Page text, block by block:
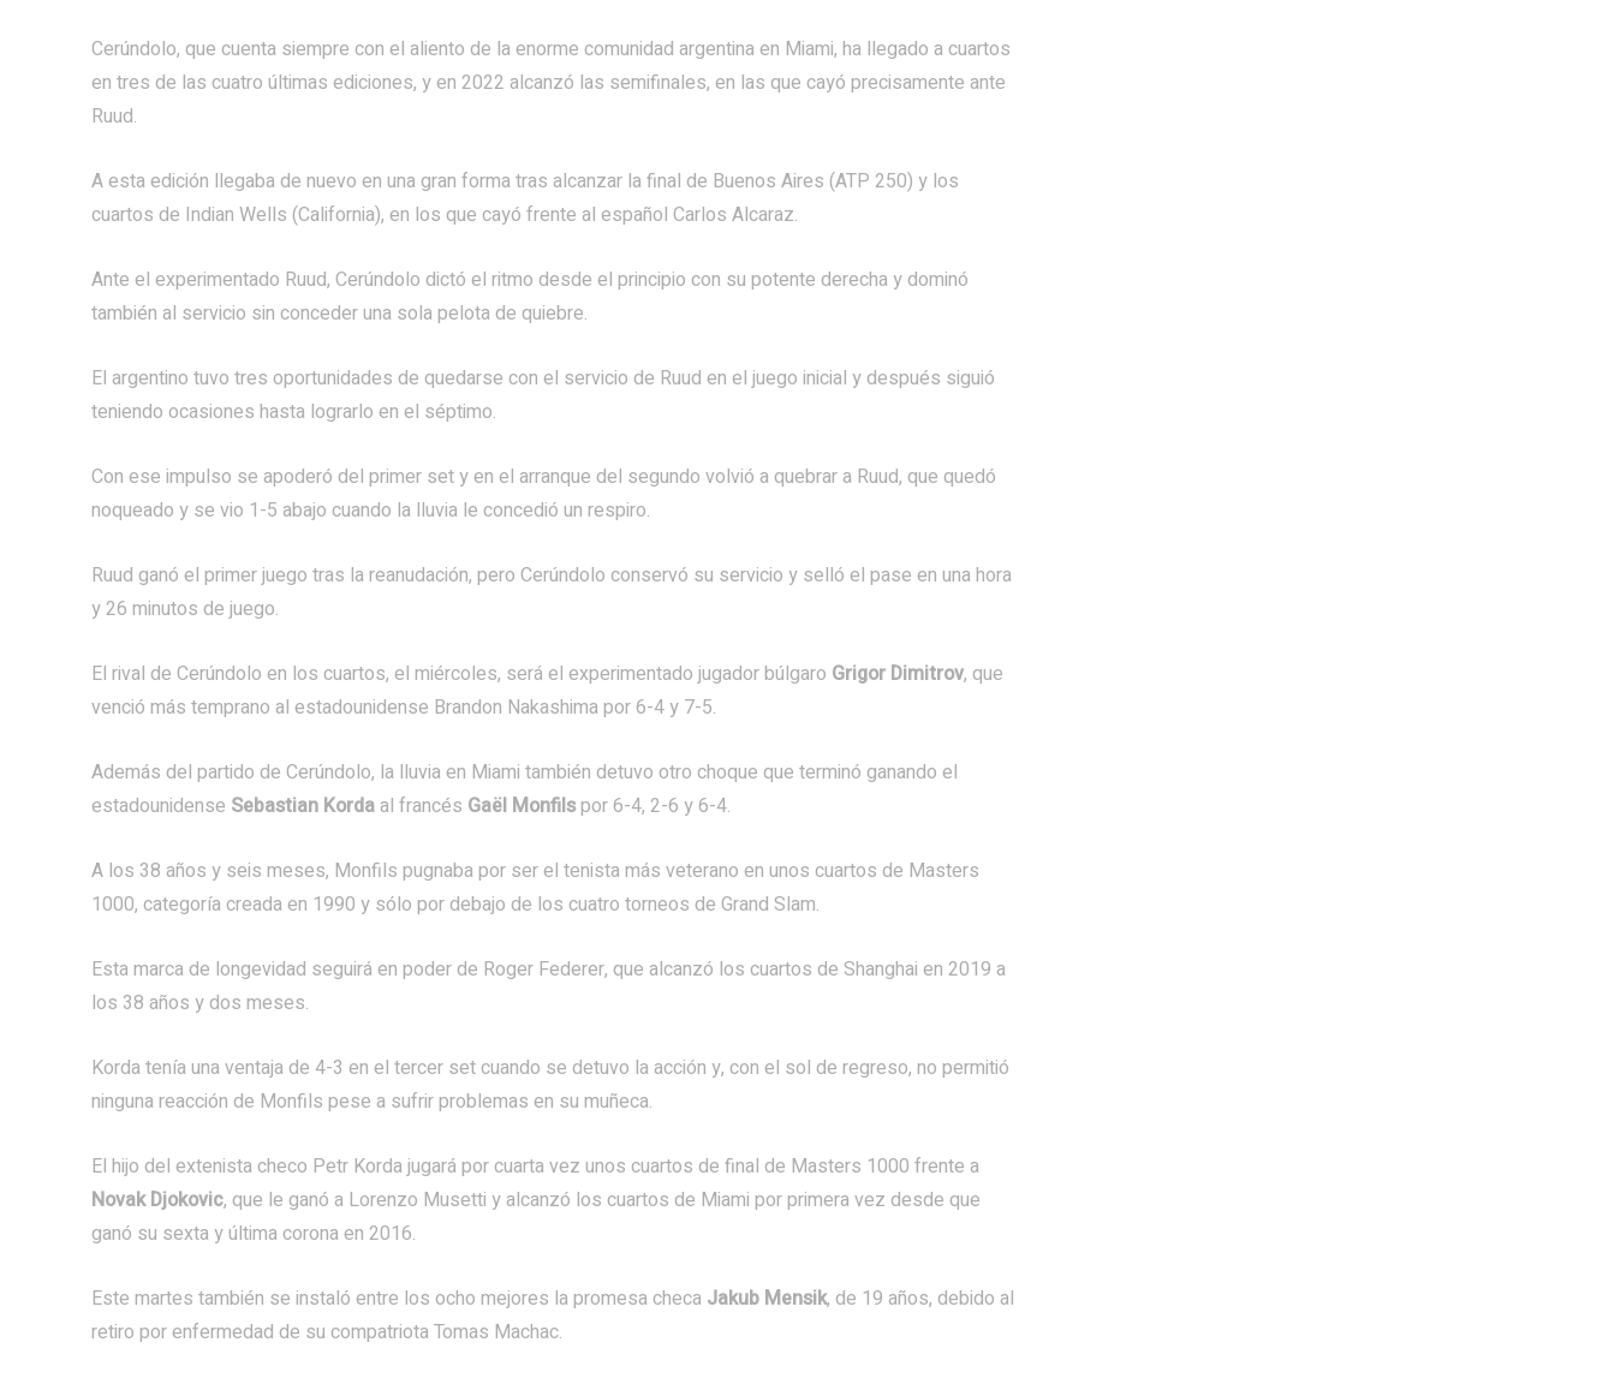
Cerúndolo, que cuenta siempre con el aliento de la enorme comunidad argentina en Miami, ha llegado a cuartos
en tres de las cuatro últimas ediciones, y en 2022 alcanzó las semifinales, en las que cayó precisamente ante
Ruud.
A esta edición llegaba de nuevo en una gran forma tras alcanzar la final de Buenos Aires (ATP 250) y los
cuartos de Indian Wells (California), en los que cayó frente al español Carlos Alcaraz.
Ante el experimentado Ruud, Cerúndolo dictó el ritmo desde el principio con su potente derecha y dominó
también al servicio sin conceder una sola pelota de quiebre.
El argentino tuvo tres oportunidades de quedarse con el servicio de Ruud en el juego inicial y después siguió
teniendo ocasiones hasta lograrlo en el séptimo.
Con ese impulso se apoderó del primer set y en el arranque del segundo volvió a quebrar a Ruud, que quedó
noqueado y se vio 1-5 abajo cuando la lluvia le concedió un respiro.
Ruud ganó el primer juego tras la reanudación, pero Cerúndolo conservó su servicio y selló el pase en una hora
y 26 minutos de juego.
El rival de Cerúndolo en los cuartos, el miércoles, será el experimentado jugador búlgaro Grigor Dimitrov, que
venció más temprano al estadounidense Brandon Nakashima por 6-4 y 7-5.
Además del partido de Cerúndolo, la lluvia en Miami también detuvo otro choque que terminó ganando el
estadounidense Sebastian Korda al francés Gaël Monfilspor 6-4, 2-6 y 6-4.
A los 38 años y seis meses, Monfils pugnaba por ser el tenista más veterano en unos cuartos de Masters
1000, categoría creada en 1990 y sólo por debajo de los cuatro torneos de Grand Slam.
Esta marca de longevidad seguirá en poder de Roger Federer, que alcanzó los cuartos de Shanghai en 2019 a
los 38 años y dos meses.
Korda tenía una ventaja de 4-3 en el tercer set cuando se detuvo la acción y, con el sol de regreso, no permitió
ninguna reacción de Monfils pese a sufrir problemas en su muñeca.
El hijo del extenista checo Petr Korda jugará por cuarta vez unos cuartos de final de Masters 1000 frente a
Novak Djokovic, que le ganó a Lorenzo Musetti y alcanzó los cuartos de Miami por primera vez desde que
ganó su sexta y última corona en 2016.
Este martes también se instaló entre los ocho mejores la promesa checa Jakub Mensik, de 19 años, debido al
retiro por enfermedad de su compatriota Tomas Machac.